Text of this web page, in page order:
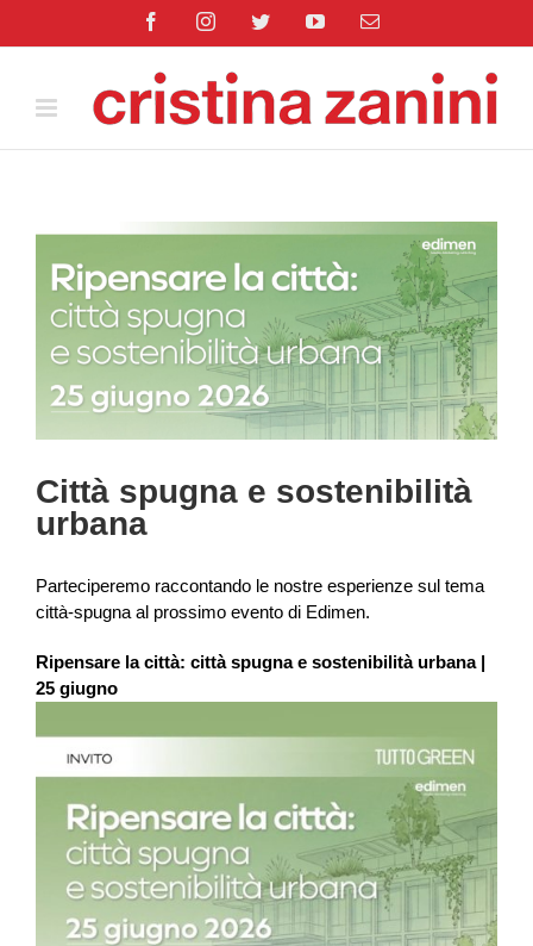
FacebookInstagramTwitterYouTubeEmail
Ingrandisci
immagine
Città spugna e sostenibilità
urbana
Parteciperemo raccontando le nostre esperienze sul tema
città-spugna al prossimo evento di Edimen.
Ripensare la città: città spugna e sostenibilità urbana |
25 giugno